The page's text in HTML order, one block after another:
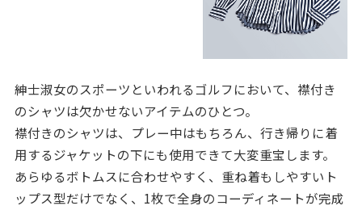
紳士淑女のスポーツといわれるゴルフにおいて、襟付き
のシャツは欠かせないアイテムのひとつ。
襟付きのシャツは、プレー中はもちろん、行き帰りに着
用するジャケットの下にも使用できて大変重宝します。
あらゆるボトムスに合わせやすく、重ね着もしやすいト
ップス型だけでなく、1枚で全身のコーディネートが完成